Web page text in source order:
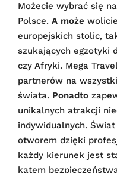
Możecie wybrać się
Polsce. A może
europejskich stolic,
szukających egzotyki
czy Afryki. Mega
partnerów na
świata. Ponadto
unikalnych atrakcji
indywidualnych.
otworem dzięki
każdy kierunek jest
kątem